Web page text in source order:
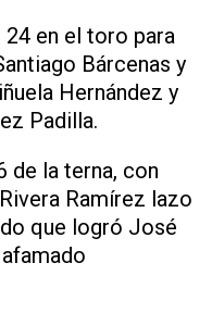
24 en el toro para
Bárcenas y
Hernández y
Padilla.
de la terna, con
Ramírez lazo
que logró José